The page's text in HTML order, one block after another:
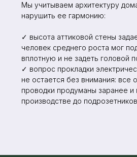
Мы учитываем архитектуру
нарушить ее гармонию:
✓ высота аттиковой стены
человек среднего роста мог
вплотную и не задеть головой
✓ вопрос прокладки
не остается без внимания: все
проводки продуманы заранее и
производстве до подрозетников